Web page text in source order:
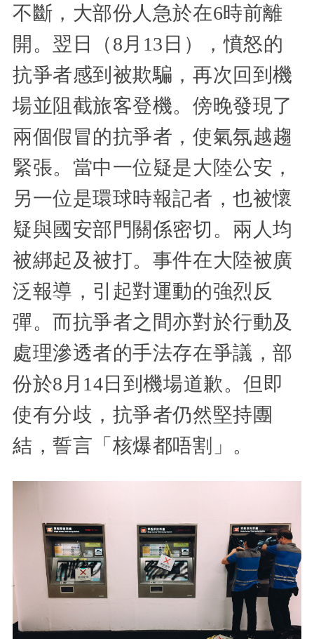
不斷，大部份人急於在6時前離
開。翌日（8月13日），憤怒的
抗爭者感到被欺騙，再次回到機
場並阻截旅客登機。傍晚發現了
兩個假冒的抗爭者，使氣氛越趨
緊張。當中一位疑是大陸公安，
另一位是環球時報記者，也被懷
疑與國安部門關係密切。兩人均
被綁起及被打。事件在大陸被廣
泛報導，引起對運動的強烈反
彈。而抗爭者之間亦對於行動及
處理滲透者的手法存在爭議，部
份於8月14日到機場道歉。但即
使有分歧，抗爭者仍然堅持團
結，誓言「核爆都唔割」。